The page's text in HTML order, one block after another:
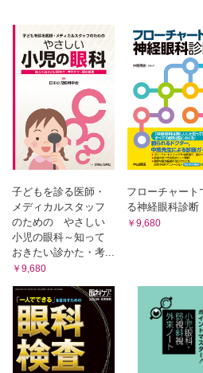
1.特発性視神経炎(抗AQP4抗体陽性
2.抗AQP4抗体陽性視神経炎
3.慢性再発性炎症性視神経症(CRION)
4.甲状腺眼症に対する全身薬投与
5.眼筋型重症筋無力症(タクロリム
6.斜視に対する局所薬剤投与
7.調節麻痺剤
1.眼科で使用するマイトマイシンC
2.S-1の副作用
3.眼瞼痙攣を生じる薬剤
4.原発閉塞隅角症(緑内障)に影響を
6.網膜色素上皮を障害する薬剤
7.網膜循環障害を生じる薬剤
8.ステロイドの副作用としての中心
ルドステロン薬による治療
9.眼科で使用する生物学的製剤の副
子どもを診る医師・
メディカルスタッフ
のための やさしい
小児の眼科～知って
おきたい診かた・考...
￥9,680
フローチャート
る神経眼科診断
￥9,680